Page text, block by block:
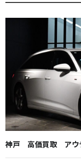
神戸 高価買取 アウ